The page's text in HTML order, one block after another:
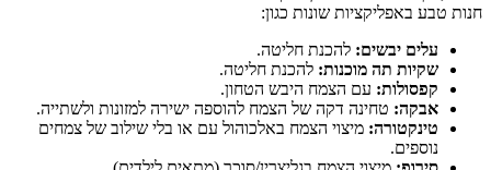
חנות טבע באפליקציות שונות כגון:
עלים יבשים: להכנת חליטה.
שקיות תה מוכנות: להכנת חליטה.
קפסולות: עם הצמח היבש הטחון.
אבקה: טחינה דקה של הצמח להוספה ישירה למזונות ולשתייה.
טינקטורה: מיצוי הצמח באלכוהול עם או בלי שילוב של צמחים
נוספים.